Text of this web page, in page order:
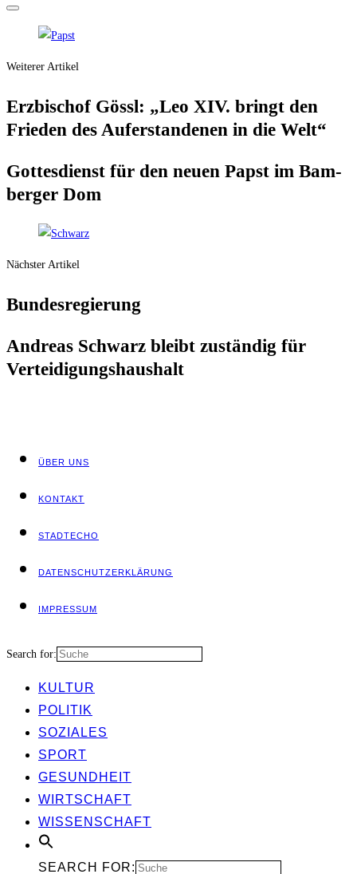
Weiterer Artikel
Erz­bi­schof Gössl: „Leo XIV. bringt den
Frie­den des Auf­er­stan­de­nen in die Welt“
Got­tes­dienst für den neu­en Papst im Bam­
ber­ger Dom
Nächster Artikel
Bun­des­re­gie­rung
Andre­as Schwarz bleibt zustän­dig für
Verteidigungshaushalt
ÜBER UNS
KON­TAKT
STADT­ECHO
DATEN­SCHUTZ­ER­KLÄ­RUNG
IMPRES­SUM
Search for:
KUL­TUR
POLI­TIK
SOZIA­LES
SPORT
GESUND­HEIT
WIRT­SCHAFT
WIS­SEN­SCHAFT
SEARCH FOR: